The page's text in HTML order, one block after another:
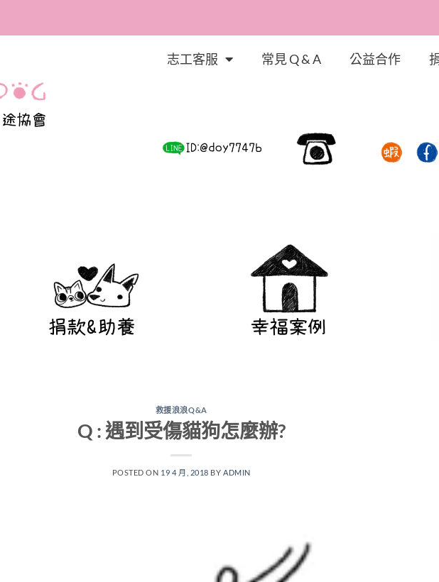
寫出百隻浪浪的故事，體會幸
我們的認真
志工客服 常見 Q & A 公益合作
救援浪浪Q&A
Q : 遇到受傷貓狗怎麼辦?
POSTED ON 19 4 月, 2018 BYADMIN